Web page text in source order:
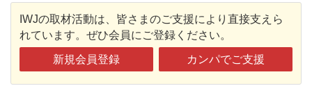
IWJの取材活動は、皆さまのご支援により直接支えら
れています。ぜひ会員にご登録ください。
新規会員登録 カンパでご支援